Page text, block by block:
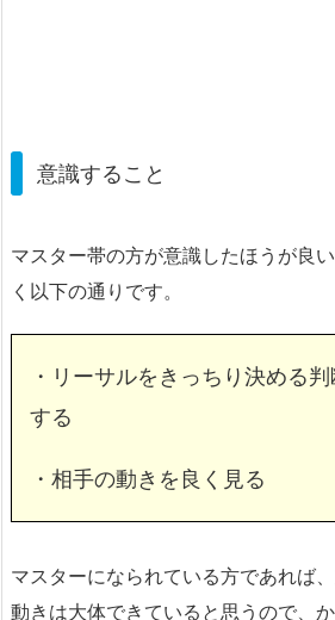
意識すること
マスター帯の方が意識したほうが良
く以下の通りです。
・リーサルをきっちり決める
する
・相手の動きを良く見る
マスターになられている方であれば
動きは大体できていると思うので、